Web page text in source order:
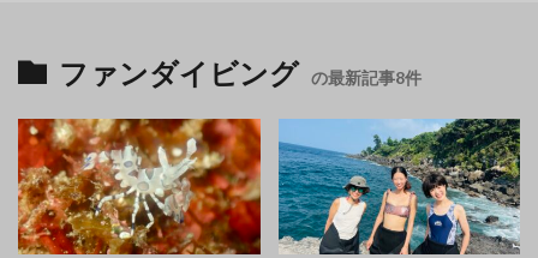
ファンダイビング の最新記事8件